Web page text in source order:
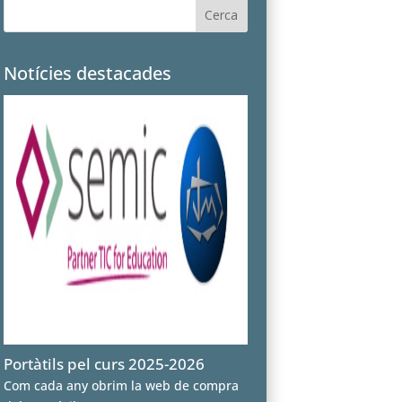
Notícies destacades
Portàtils pel curs 2025-2026
Com cada any obrim la web de compra